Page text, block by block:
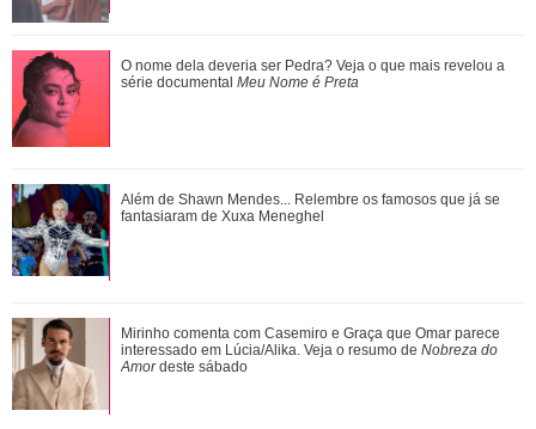
Ariana Grande anuncia pausa na carreira após críticas ao
corpo
Ariana Grande faz desabafo em show sobre decisão de
pausar a carreira: Não foi uma reação...
Além de Shawn Mendes... Relembre os famosos que já se
fantasiaram de Xuxa Meneghel
O nome dela deveria ser Pedra? Veja o que mais revelou a
série documental Meu Nome é Preta
Além de Shawn Mendes... Relembre os famosos que já se
fantasiaram de Xuxa Meneghel
Mirinho comenta com Casemiro e Graça que Omar parece
interessado em Lúcia/Alika. Veja o resumo de Nobreza do
Amordeste sábado